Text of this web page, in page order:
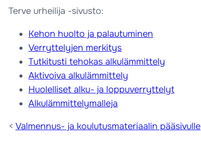
Terve urheilija -sivusto:
Kehon huolto ja palautuminen
Verryttelyjen merkitys
Tutkitusti tehokas alkulämmittely
Aktivoiva alkulämmittely
Huolelliset alku- ja loppuverryttelyt
Alkulämmittelymalleja
< Valmennus- ja koulutusmateriaalin pääsivulle